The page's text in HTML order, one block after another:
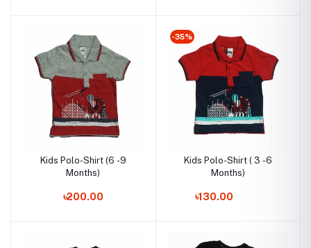
Kids Polo-Shirt (6 -9
Months)
৳200.00
-35%
Kids Polo-Shirt ( 3 -6
Months)
৳130.00